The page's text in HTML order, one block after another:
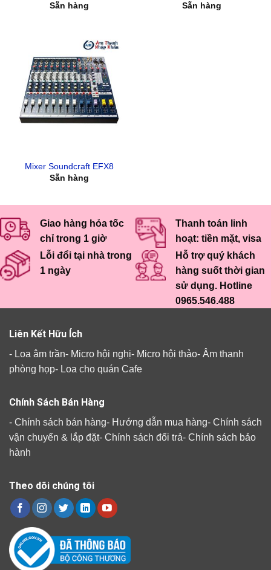
Sẵn hàng
Sẵn hàng
Mixer Soundcraft EFX8
Sẵn hàng
Giao hàng hỏa tốc
chỉ trong 1 giờ
Thanh toán linh
hoạt: tiền mặt, visa
Lỗi đổi tại nhà trong
1 ngày
Hỗ trợ quý khách
hàng suốt thời gian
sử dụng. Hotline
0965.546.488
Liên Kết Hữu Ích
- Loa âm trần- Micro hội nghị- Micro hội thảo- Âm thanh
phòng họp- Loa cho quán Cafe
Chính Sách Bán Hàng
- Chính sách bán hàng- Hướng dẫn mua hàng- Chính sách
vận chuyển & lắp đặt- Chính sách đổi trả- Chính sách bảo
hành
Theo dõi chúng tôi